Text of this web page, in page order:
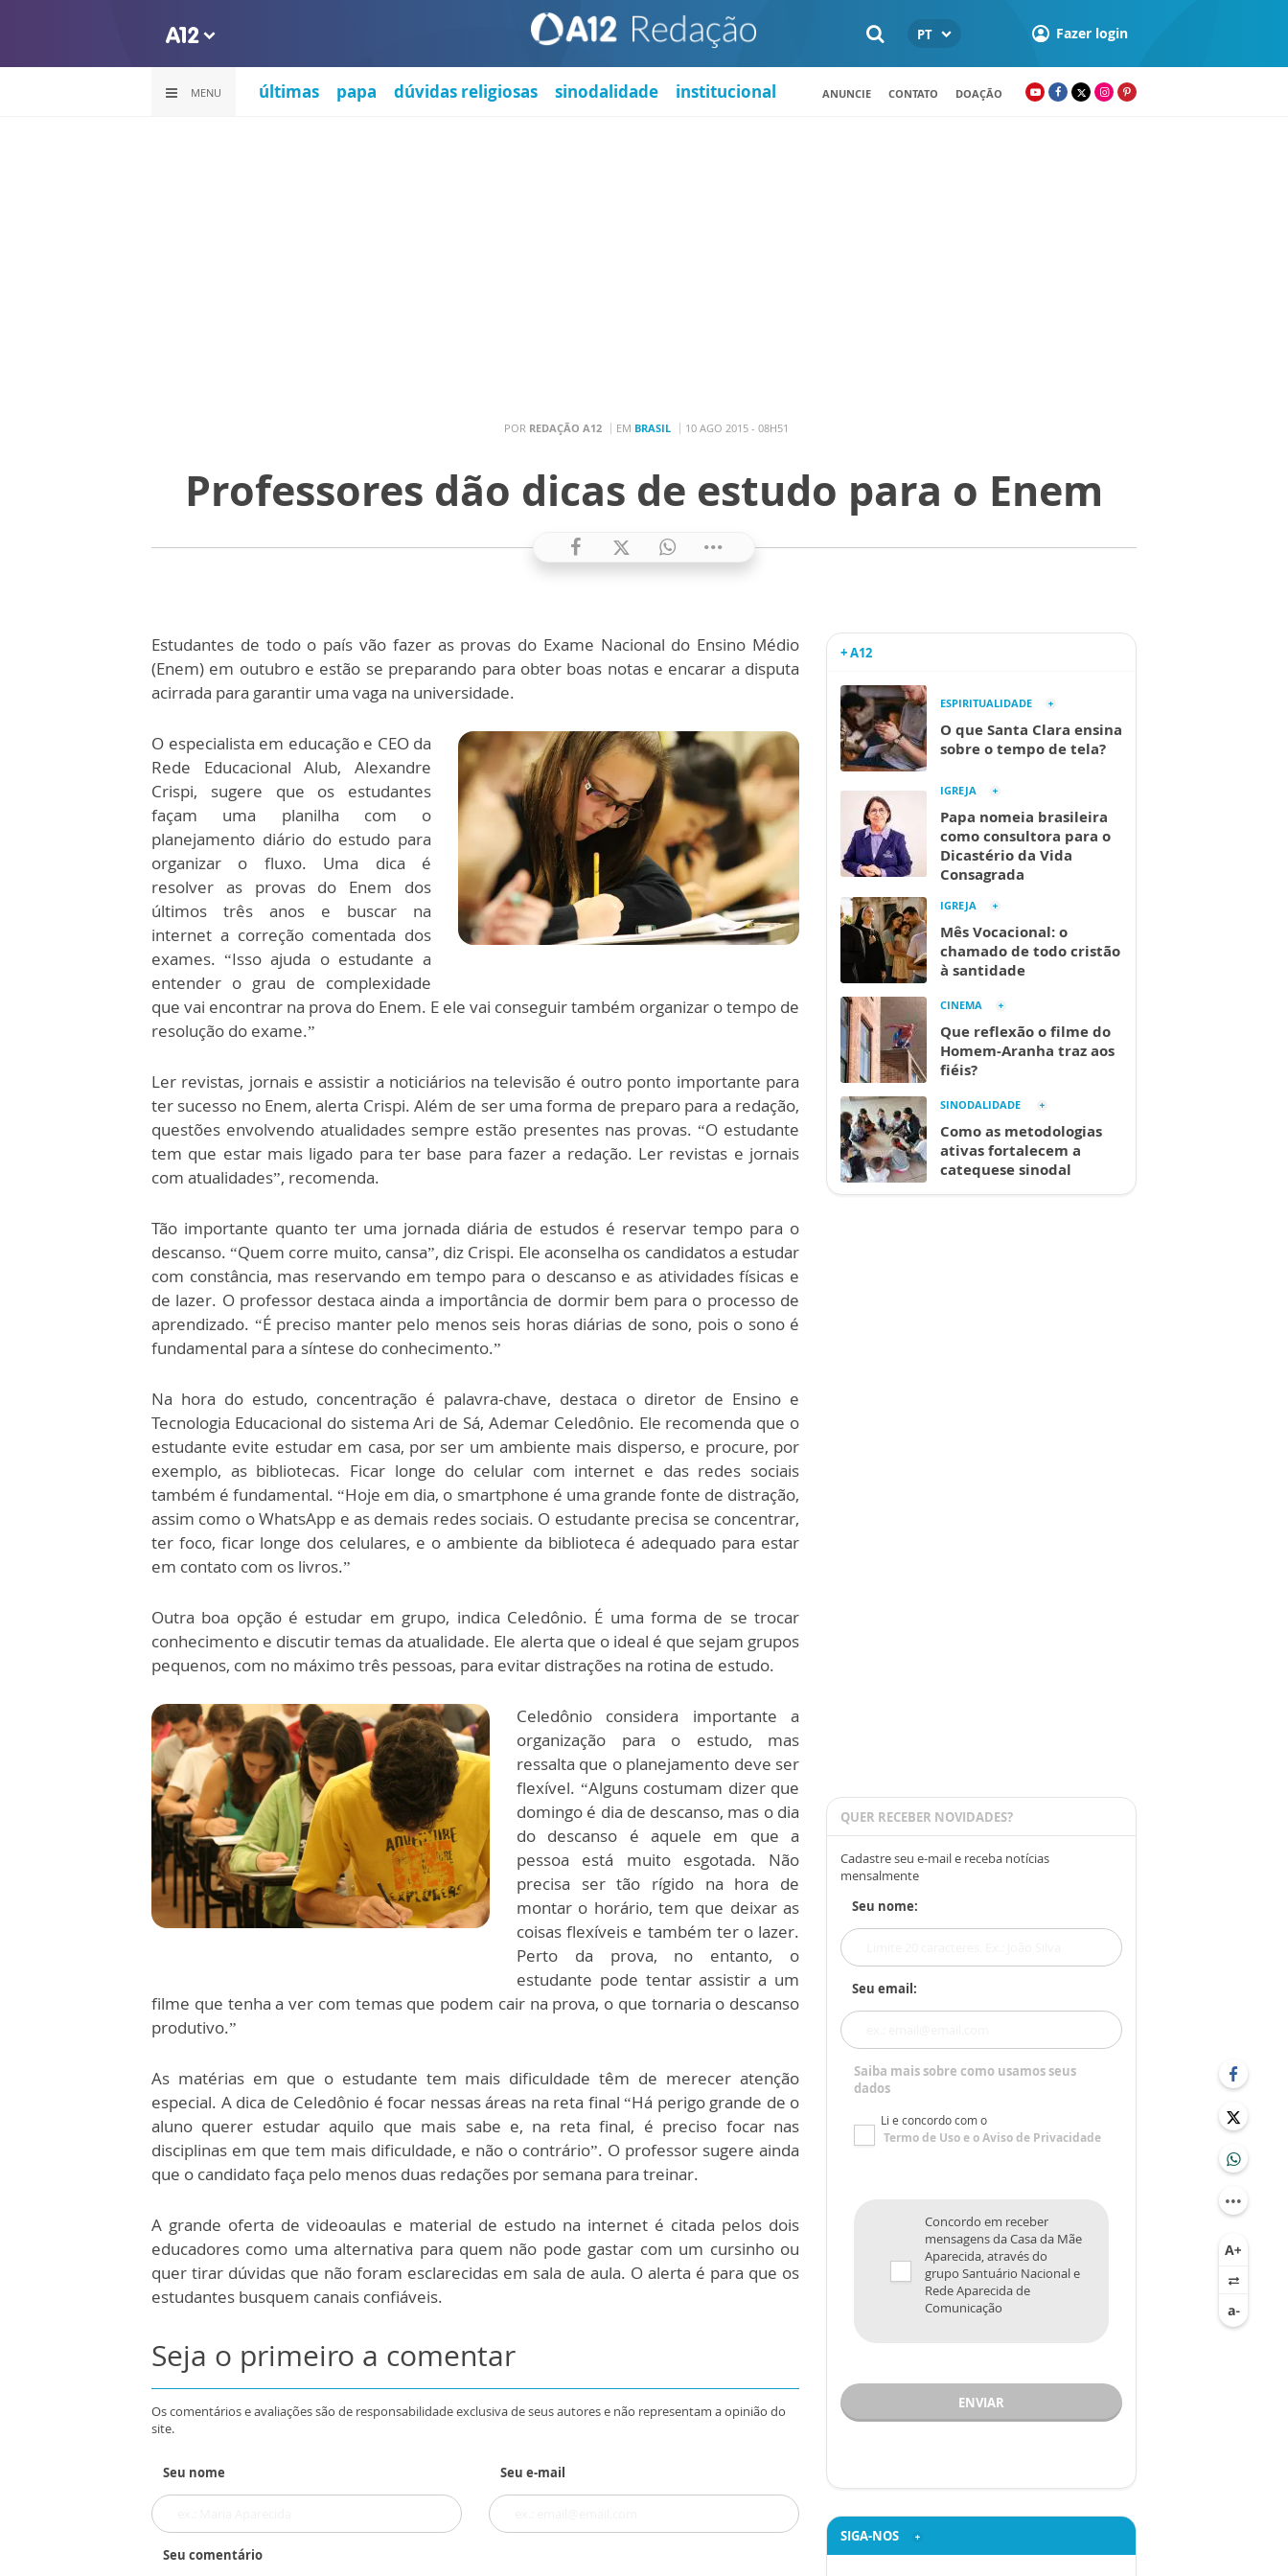
PT Fazer login
MENU últimas papa dúvidas religiosas sinodalidade institucional ANUNCIE CONTATO DOAÇÃO
POR REDAÇÃO A12 EM BRASIL 10 AGO 2015 - 08H51
Professores dão dicas de estudo para o Enem
Estudantes de todo o país vão fazer as provas do Exame Nacional do Ensino Médio
(Enem) em outubro e estão se preparando para obter boas notas e encarar a disputa
acirrada para garantir uma vaga na universidade.
O especialista em educação e CEO da
Rede Educacional Alub, Alexandre
Crispi, sugere que os estudantes
façam uma planilha com o
planejamento diário do estudo para
organizar o fluxo. Uma dica é
resolver as provas do Enem dos
últimos três anos e buscar na
internet a correção comentada dos
exames. “Isso ajuda o estudante a
entender o grau de complexidade
que vai encontrar na prova do Enem. E ele vai conseguir também organizar o tempo de
resolução do exame.”
Ler revistas, jornais e assistir a noticiários na televisão é outro ponto importante para
ter sucesso no Enem, alerta Crispi. Além de ser uma forma de preparo para a redação,
questões envolvendo atualidades sempre estão presentes nas provas. “O estudante
tem que estar mais ligado para ter base para fazer a redação. Ler revistas e jornais
com atualidades”, recomenda.
Tão importante quanto ter uma jornada diária de estudos é reservar tempo para o
descanso. “Quem corre muito, cansa”, diz Crispi. Ele aconselha os candidatos a estudar
com constância, mas reservando em tempo para o descanso e as atividades físicas e
de lazer. O professor destaca ainda a importância de dormir bem para o processo de
aprendizado. “É preciso manter pelo menos seis horas diárias de sono, pois o sono é
fundamental para a síntese do conhecimento.”
Na hora do estudo, concentração é palavra-chave, destaca o diretor de Ensino e
Tecnologia Educacional do sistema Ari de Sá, Ademar Celedônio. Ele recomenda que o
estudante evite estudar em casa, por ser um ambiente mais disperso, e procure, por
exemplo, as bibliotecas. Ficar longe do celular com internet e das redes sociais
também é fundamental. “Hoje em dia, o smartphone é uma grande fonte de distração,
assim como o WhatsApp e as demais redes sociais. O estudante precisa se concentrar,
ter foco, ficar longe dos celulares, e o ambiente da biblioteca é adequado para estar
em contato com os livros.”
Outra boa opção é estudar em grupo, indica Celedônio. É uma forma de se trocar
conhecimento e discutir temas da atualidade. Ele alerta que o ideal é que sejam grupos
pequenos, com no máximo três pessoas, para evitar distrações na rotina de estudo.
Celedônio considera importante a
organização para o estudo, mas
ressalta que o planejamento deve ser
flexível. “Alguns costumam dizer que
domingo é dia de descanso, mas o dia
do descanso é aquele em que a
pessoa está muito esgotada. Não
precisa ser tão rígido na hora de
montar o horário, tem que deixar as
coisas flexíveis e também ter o lazer.
Perto da prova, no entanto, o
estudante pode tentar assistir a um
filme que tenha a ver com temas que podem cair na prova, o que tornaria o descanso
produtivo.”
As matérias em que o estudante tem mais dificuldade têm de merecer atenção
especial. A dica de Celedônio é focar nessas áreas na reta final “Há perigo grande de o
aluno querer estudar aquilo que mais sabe e, na reta final, é preciso focar nas
disciplinas em que tem mais dificuldade, e não o contrário”. O professor sugere ainda
que o candidato faça pelo menos duas redações por semana para treinar.
A grande oferta de videoaulas e material de estudo na internet é citada pelos dois
educadores como uma alternativa para quem não pode gastar com um cursinho ou
quer tirar dúvidas que não foram esclarecidas em sala de aula. O alerta é para que os
estudantes busquem canais confiáveis.
Seja o primeiro a comentar
Os comentários e avaliações são de responsabilidade exclusiva de seus autores e não representam a opinião do
site.
Seu nome Seu e-mail
Seu comentário
+ A12
ESPIRITUALIDADE
O que Santa Clara ensina
sobre o tempo de tela?
IGREJA
Papa nomeia brasileira
como consultora para o
Dicastério da Vida
Consagrada
IGREJA
Mês Vocacional: o
chamado de todo cristão
à santidade
CINEMA
Que reflexão o filme do
Homem-Aranha traz aos
fiéis?
SINODALIDADE
Como as metodologias
ativas fortalecem a
catequese sinodal
QUER RECEBER NOVIDADES?
Cadastre seu e-mail e receba notícias
mensalmente
Seu nome:
Seu email:
Saiba mais sobre como usamos seus
dados
Li e concordo com o
Termo de Usoe oAviso de Privacidade
Concordo em receber
mensagens da Casa da Mãe
Aparecida, através do
grupo Santuário Nacional e
Rede Aparecida de
Comunicação
ENVIAR
SIGA-NOS